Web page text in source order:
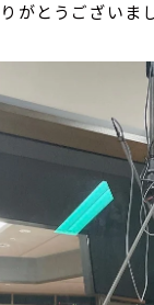
がとうございま